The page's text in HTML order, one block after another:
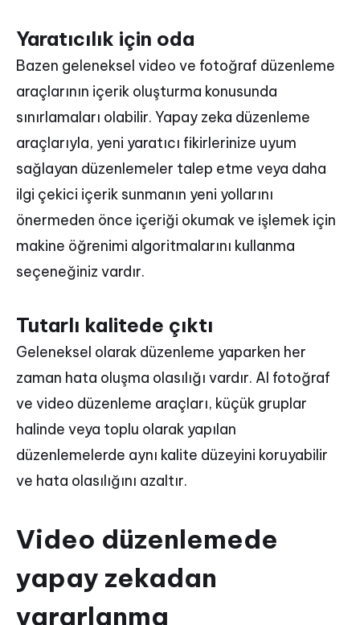
Yaratıcılık için oda
Bazen geleneksel video ve fotoğraf düzenleme
araçlarının içerik oluşturma konusunda
sınırlamaları olabilir. Yapay zeka düzenleme
araçlarıyla, yeni yaratıcı fikirlerinize uyum
sağlayan düzenlemeler talep etme veya daha
ilgi çekici içerik sunmanın yeni yollarını
önermeden önce içeriği okumak ve işlemek için
makine öğrenimi algoritmalarını kullanma
seçeneğiniz vardır.
Tutarlı kalitede çıktı
Geleneksel olarak düzenleme yaparken her
zaman hata oluşma olasılığı vardır. AI fotoğraf
ve video düzenleme araçları, küçük gruplar
halinde veya toplu olarak yapılan
düzenlemelerde aynı kalite düzeyini koruyabilir
ve hata olasılığını azaltır.
Video düzenlemede
yapay zekadan
yararlanma